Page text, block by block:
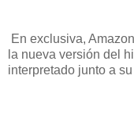
En exclusiva,
la nueva versión del
interpretado junto a